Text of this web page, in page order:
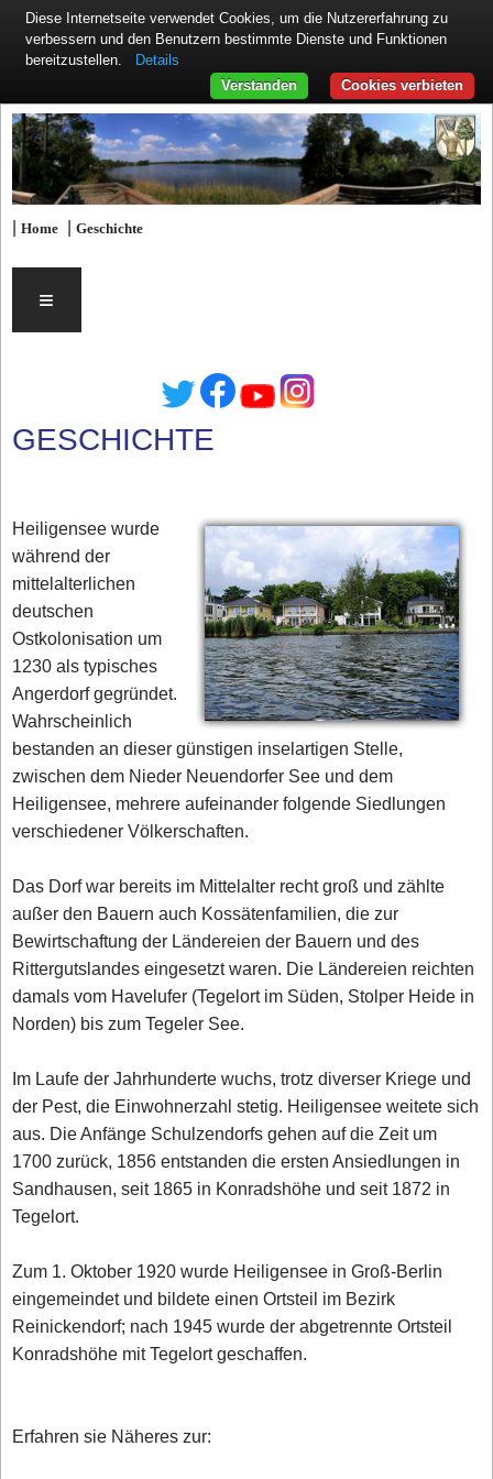
|Home |Geschichte
≡
GESCHICHTE
Heiligensee wurde
während der
mittelalterlichen
deutschen
Ostkolonisation um
1230 als typisches
Angerdorf gegründet.
Wahrscheinlich
bestanden an dieser günstigen inselartigen Stelle,
zwischen dem Nieder Neuendorfer See und dem
Heiligensee, mehrere aufeinander folgende Siedlungen
verschiedener Völkerschaften.
Das Dorf war bereits im Mittelalter recht groß und zählte
außer den Bauern auch Kossätenfamilien, die zur
Bewirtschaftung der Ländereien der Bauern und des
Rittergutslandes eingesetzt waren. Die Ländereien reichten
damals vom Havelufer (Tegelort im Süden, Stolper Heide in
Norden) bis zum Tegeler See.
Im Laufe der Jahrhunderte wuchs, trotz diverser Kriege und
der Pest, die Einwohnerzahl stetig. Heiligensee weitete sich
aus. Die Anfänge Schulzendorfs gehen auf die Zeit um
1700 zurück, 1856 entstanden die ersten Ansiedlungen in
Sandhausen, seit 1865 in Konradshöhe und seit 1872 in
Tegelort.
Zum 1. Oktober 1920 wurde Heiligensee in Groß-Berlin
eingemeindet und bildete einen Ortsteil im Bezirk
Reinickendorf; nach 1945 wurde der abgetrennte Ortsteil
Konradshöhe mit Tegelort geschaffen.
Erfahren sie Näheres zur:
Diese Internetseite verwendet Cookies, um die Nutzererfahrung zu
verbessern und den Benutzern bestimmte Dienste und Funktionen
bereitzustellen.
Details
Cookies verbieten
Verstanden